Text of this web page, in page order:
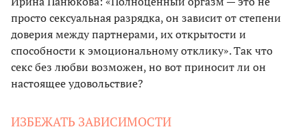
просто сексуальная разрядка, он зависит от степени
доверия между партнерами, их открытости и
способности к эмоциональному отклику». Так что
секс без любви возможен, но вот приносит ли он
настоящее удовольствие?
ИЗБЕЖАТЬ ЗАВИСИМОСТИ